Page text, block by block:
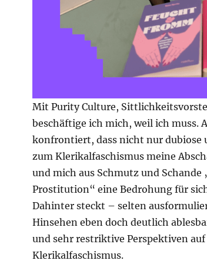
Mit Purity Culture,
beschäftige ich mich, weil ich muss.
konfrontiert, dass nicht nur dubiose
zum Klerikalfaschismus meine
und mich aus Schmutz und
Prostitution“ eine Bedrohung für
Dahinter steckt – selten
Hinsehen eben doch deutlich
und sehr restriktive Perspektiven
Klerikalfaschismus.